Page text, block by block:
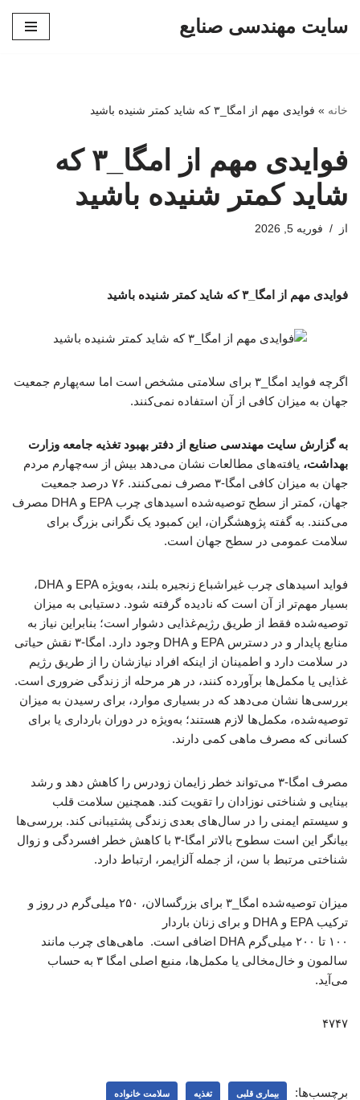
سایت مهندسی صنایع
خانه » فوایدی مهم از امگا_۳ که شاید کمتر شنیده باشید
فوایدی مهم از امگا_۳ که
شاید کمتر شنیده باشید
از فوریه 5, 2026
فوایدی مهم از امگا_۳ که شاید کمتر شنیده باشید
اگرچه فواید امگا_۳ برای سلامتی مشخص است اما سه‌پهارم جمعیت
جهان به میزان کافی از آن استفاده نمی‌کنند.
به گزارش سایت مهندسی صنایع از دفتر بهبود تغذیه جامعه وزارت
بهداشت، یافته‌های مطالعات نشان می‌دهد بیش از سه‌چهارم مردم
جهان به میزان کافی امگا-۳ مصرف نمی‌کنند. ۷۶ درصد جمعیت
جهان، کمتر از سطح توصیه‌شده اسیدهای چرب EPA و DHA مصرف
می‌کنند. به گفته پژوهشگران، این کمبود یک نگرانی بزرگ برای
سلامت عمومی در سطح جهان است.
فواید اسیدهای چرب غیراشباع زنجیره بلند، به‌ویژه EPA و DHA،
بسیار مهم‌تر از آن است که نادیده گرفته شود. دستیابی به میزان
توصیه‌شده فقط از طریق رژیم‌غذایی دشوار است؛ بنابراین نیاز به
منابع پایدار و در دسترس EPA و DHA وجود دارد. امگا-۳ نقش حیاتی
در سلامت دارد و اطمینان از اینکه افراد نیازشان را از طریق رژیم
غذایی یا مکمل‌ها برآورده کنند، در هر مرحله از زندگی ضروری است.
بررسی‌ها نشان می‌دهد که در بسیاری موارد، برای رسیدن به میزان
توصیه‌شده، مکمل‌ها لازم هستند؛ به‌ویژه در دوران بارداری یا برای
کسانی که مصرف ماهی کمی دارند.
مصرف امگا-۳ می‌تواند خطر زایمان زودرس را کاهش دهد و رشد
بینایی و شناختی نوزادان را تقویت کند. همچنین سلامت قلب
و سیستم ایمنی را در سال‌های بعدی زندگی پشتیبانی کند. بررسی‌ها
بیانگر این است سطوح بالاتر امگا-۳ با کاهش خطر افسردگی و زوال
شناختی مرتبط با سن، از جمله آلزایمر، ارتباط دارد.
میزان توصیه‌شده امگا_۳ برای بزرگسالان، ۲۵۰ میلی‌گرم در روز و
ترکیب EPA و DHA و برای زنان باردار
۱۰۰ تا ۲۰۰ میلی‌گرم DHA اضافی است. ماهی‌های چرب مانند
سالمون و خال‌مخالی یا مکمل‌ها، منبع اصلی امگا ۳ به حساب
می‌آید.
۴۷۴۷
برچسب‌ها: بیماری قلبی تغذیه سلامت خانواده